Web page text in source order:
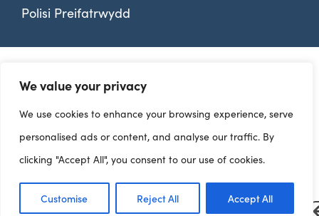
We value your privacy
We use cookies to enhance your browsing experience, serve
personalised ads or content, and analyse our traffic. By
clicking "Accept All", you consent to our use of cookies.
Customise Reject All Accept All
Dangosfyrddau
Polisi Preifatrwydd